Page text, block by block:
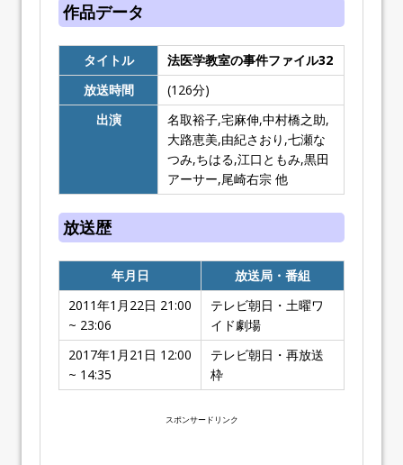
作品データ
タイトル
法医学教室の事件ファイル32
放送時間
(126分)
出演
名取裕子,宅麻伸,中村橋之助,
大路恵美,由紀さおり,七瀬な
つみ,ちはる,江口ともみ,黒田
アーサー,尾崎右宗 他
放送歴
年月日
放送局・番組
2011年1月22日 21:00
~ 23:06
テレビ朝日・土曜ワ
イド劇場
2017年1月21日 12:00
~ 14:35
テレビ朝日・再放送
枠
スポンサードリンク